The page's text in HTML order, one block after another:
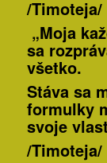
/Timoteja/
„Moja
sa
všetko.
Stáva sa
formulky
svoje
/Timoteja/